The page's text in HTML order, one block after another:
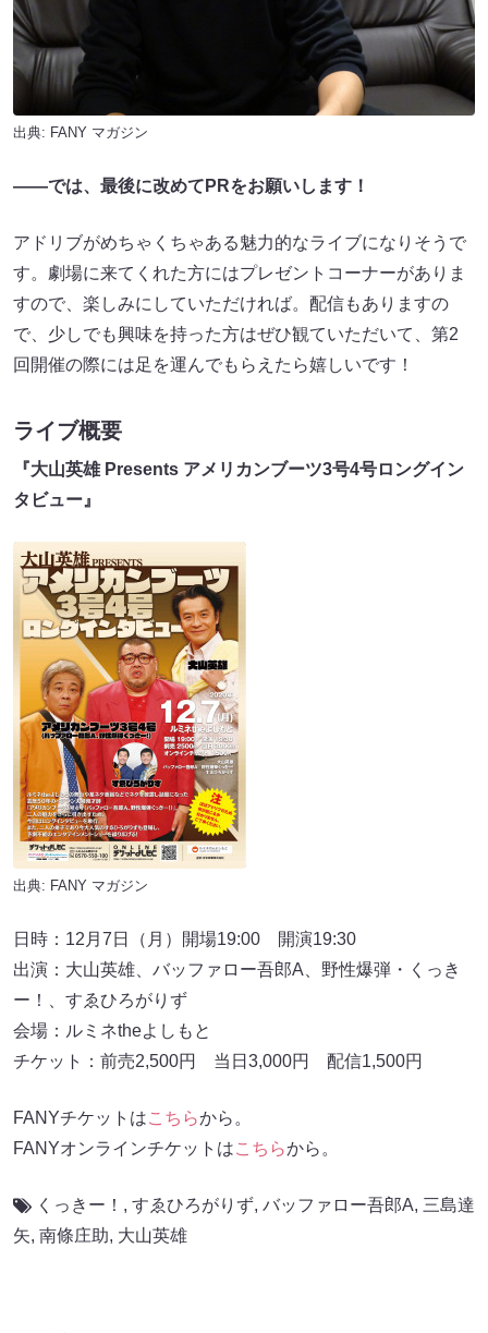
出典: FANY マガジン
――では、最後に改めてPRをお願いします！
アドリブがめちゃくちゃある魅力的なライブになりそうで
す。劇場に来てくれた方にはプレゼントコーナーがありま
すので、楽しみにしていただければ。配信もありますの
で、少しでも興味を持った方はぜひ観ていただいて、第2
回開催の際には足を運んでもらえたら嬉しいです！
ライブ概要
『大山英雄 Presents アメリカンブーツ3号4号ロングイン
タビュー』
出典: FANY マガジン
日時：12月7日（月）開場19:00 開演19:30
出演：大山英雄、バッファロー吾郎A、野性爆弾・くっき
ー！、すゑひろがりず
会場：ルミネtheよしもと
チケット：前売2,500円 当日3,000円 配信1,500円
FANYチケットはこちらから。
FANYオンラインチケットはこちらから。
くっきー！ , すゑひろがりず, バッファロー吾郎A, 三島達
矢, 南條庄助, 大山英雄